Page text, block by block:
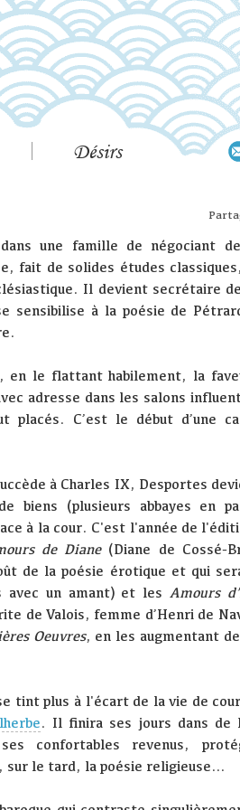
Désirs
une famille de négociant
fait de solides études
Il devient secrétaire
sensibilise à la poésie de
le flattant habilement, la
adresse dans les salons
placés. C’est le début d’une
à Charles IX, Desportes
biens (plusieurs abbayes en
à la cour. C'est l'année de
de Diane(Diane de Cossé-
de la poésie érotique et qui
avec un amant) et lesAmours
de Valois, femme d’Henri de
Oeuvres, en les augmentant
tint plus à l'écart de la vie de
. Il finira ses jours dans de
confortables revenus,
sur le tard, la poésie religieuse…